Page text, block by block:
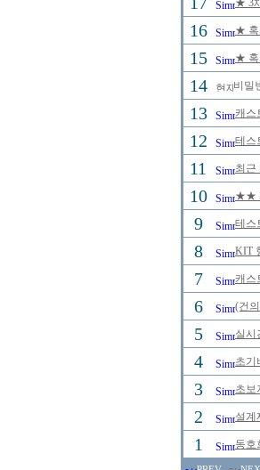
★ 3
16 ★ 혹
15 ★ 혹
14 비밀
13 캐스
12 테스
11 최근
10 ★★
9 테스
8 KIT
7 캐스
6 (건
5 실시
4 초기
3 초보
2 설계
1 동호